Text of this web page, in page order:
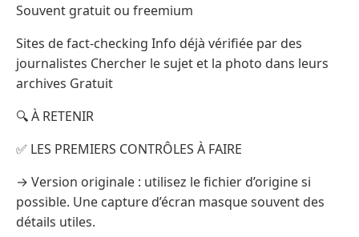
Souvent gratuit ou freemium
Sites de fact-checking Info déjà vérifiée par des
journalistes Chercher le sujet et la photo dans leurs
archives Gratuit
🔍 À RETENIR
✅ LES PREMIERS CONTRÔLES À FAIRE
→ Version originale : utilisez le fichier d’origine si
possible. Une capture d’écran masque souvent des
détails utiles.